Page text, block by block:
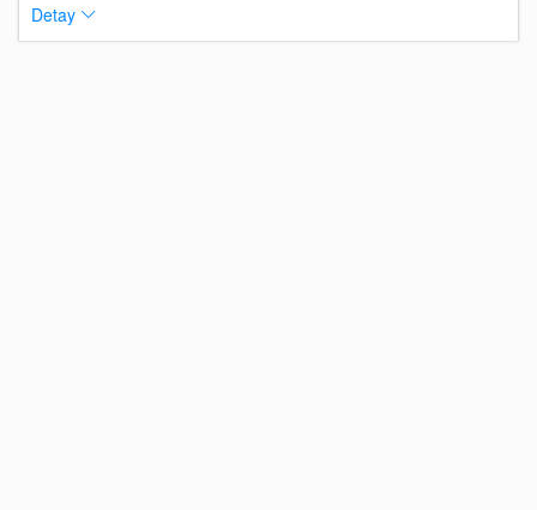
Detay